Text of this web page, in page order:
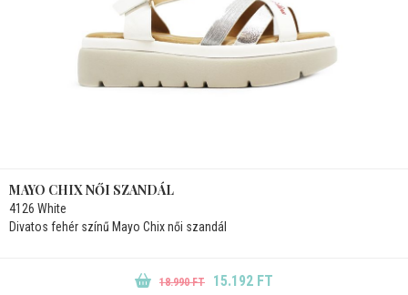
MAYO CHIX NŐI SZANDÁL
4126 White
Divatos fehér színű Mayo Chix női szandál
18.990 FT 15.192 FT